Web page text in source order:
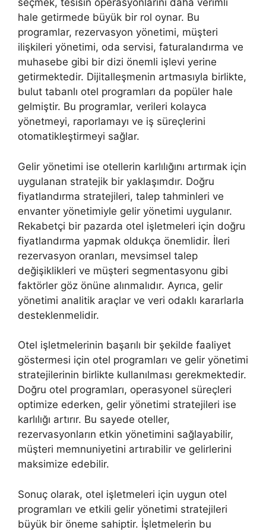
seçmek, tesisin operasyonlarını daha verimli
hale getirmede büyük bir rol oynar. Bu
programlar, rezervasyon yönetimi, müşteri
ilişkileri yönetimi, oda servisi, faturalandırma ve
muhasebe gibi bir dizi önemli işlevi yerine
getirmektedir. Dijitalleşmenin artmasıyla birlikte,
bulut tabanlı otel programları da popüler hale
gelmiştir. Bu programlar, verileri kolayca
yönetmeyi, raporlamayı ve iş süreçlerini
otomatikleştirmeyi sağlar.
Gelir yönetimi ise otellerin karlılığını artırmak için
uygulanan stratejik bir yaklaşımdır. Doğru
fiyatlandırma stratejileri, talep tahminleri ve
envanter yönetimiyle gelir yönetimi uygulanır.
Rekabetçi bir pazarda otel işletmeleri için doğru
fiyatlandırma yapmak oldukça önemlidir. İleri
rezervasyon oranları, mevsimsel talep
değişiklikleri ve müşteri segmentasyonu gibi
faktörler göz önüne alınmalıdır. Ayrıca, gelir
yönetimi analitik araçlar ve veri odaklı kararlarla
desteklenmelidir.
Otel işletmelerinin başarılı bir şekilde faaliyet
göstermesi için otel programları ve gelir yönetimi
stratejilerinin birlikte kullanılması gerekmektedir.
Doğru otel programları, operasyonel süreçleri
optimize ederken, gelir yönetimi stratejileri ise
karlılığı artırır. Bu sayede oteller,
rezervasyonların etkin yönetimini sağlayabilir,
müşteri memnuniyetini artırabilir ve gelirlerini
maksimize edebilir.
Sonuç olarak, otel işletmeleri için uygun otel
programları ve etkili gelir yönetimi stratejileri
büyük bir öneme sahiptir. İşletmelerin bu